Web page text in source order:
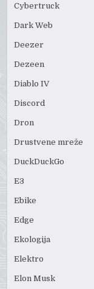
Cybertruck
Dark Web
Deezer
Dezeen
Diablo IV
Discord
Dron
Drustvene mreže
DuckDuckGo
E3
Ebike
Edge
Ekologija
Elektro
Elon Musk